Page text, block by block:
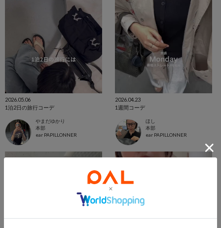
2026.05.06
1泊2日の旅行コーデ
やまだゆかり
本部
ear PAPILLONNER
2026.04.23
1週間コーデ
ほし
本部
ear PAPILLONNER